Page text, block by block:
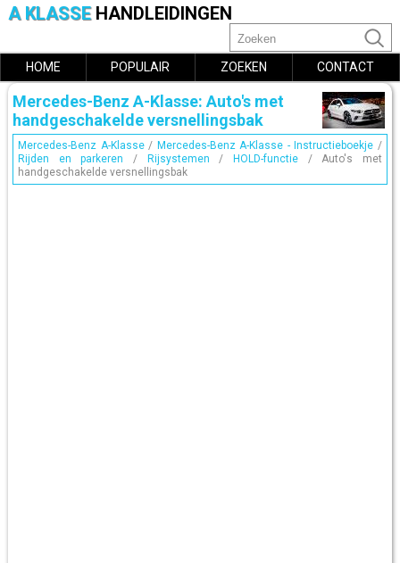
A KLASSE HANDLEIDINGEN
HOME POPULAIR ZOEKEN CONTACT
Mercedes-Benz A-Klasse: Auto's met
handgeschakelde versnellingsbak
Mercedes-Benz A-Klasse/ Mercedes-Benz A-Klasse - Instructieboekje /
Rijden en parkeren / Rijsystemen / HOLD-functie / Auto's met
handgeschakelde versnellingsbak